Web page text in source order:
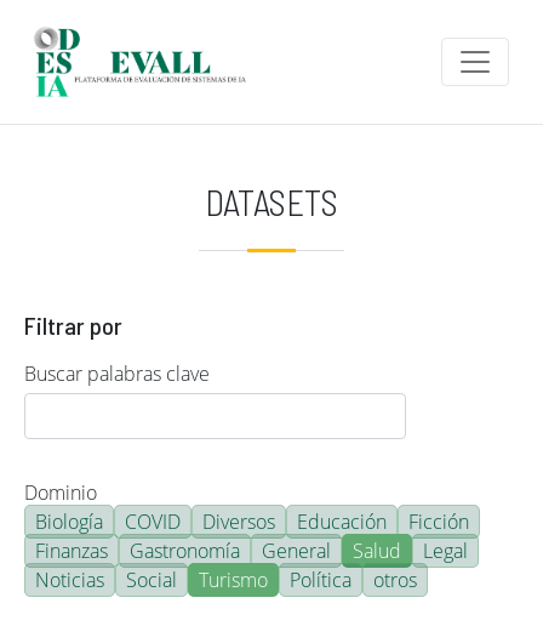
DATASETS
Filtrar por
Buscar palabras clave
Dominio
Biología
COVID Diversos Educación
Ficción
Finanzas
Gastronomía General Salud
Legal
Noticias
Social Turismo Política otros